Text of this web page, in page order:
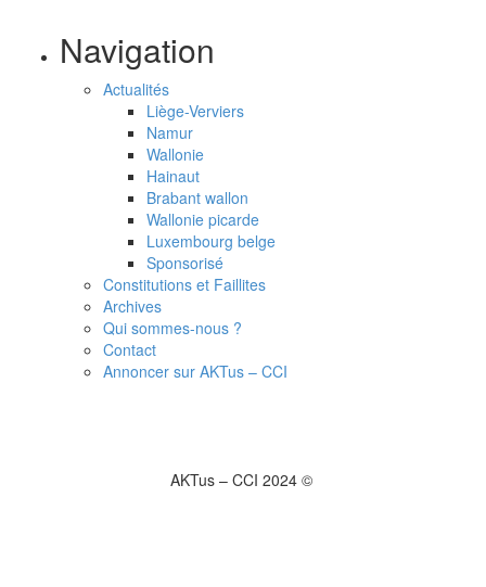
Navigation
Actualités
Liège-Verviers
Namur
Wallonie
Hainaut
Brabant wallon
Wallonie picarde
Luxembourg belge
Sponsorisé
Constitutions et Faillites
Archives
Qui sommes-nous ?
Contact
Annoncer sur AKTus – CCI
AKTus – CCI 2024 ©